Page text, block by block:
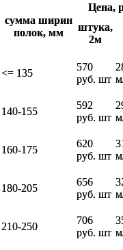
сумма ширин
полок, мм
Цена,
штука,
2м
<= 135
570
руб. шт
140-155
592
руб. шт
160-175
620
руб. шт
180-205
656
руб. шт
210-250
706
руб. шт